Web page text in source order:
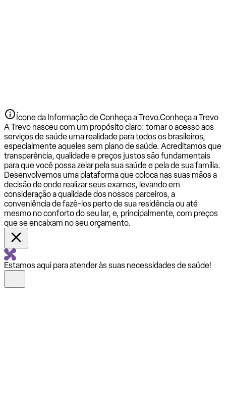
Ícone da Informação de Conheça a Trevo.Conheça a Trevo
A Trevo nasceu com um propósito claro: tornar o acesso aos
serviços de saúde uma realidade para todos os brasileiros,
especialmente aqueles sem plano de saúde. Acreditamos que
transparência, qualidade e preços justos são fundamentais
para que você possa zelar pela sua saúde e pela de sua família.
Desenvolvemos uma plataforma que coloca nas suas mãos a
decisão de onde realizar seus exames, levando em
consideração a qualidade dos nossos parceiros, a
conveniência de fazê-los perto de sua residência ou até
mesmo no conforto do seu lar, e, principalmente, com preços
que se encaixam no seu orçamento.
Estamos aqui para atender às suas necessidades de saúde!